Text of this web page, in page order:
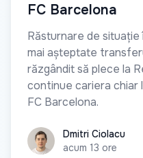
FC Barcelona
Răsturnare de
mai așteptate
răzgândit să plece la
continue cariera chiar
FC Barcelona.
Dmitri Ciolacu
Dmitri Ciolacu
acum 13 ore